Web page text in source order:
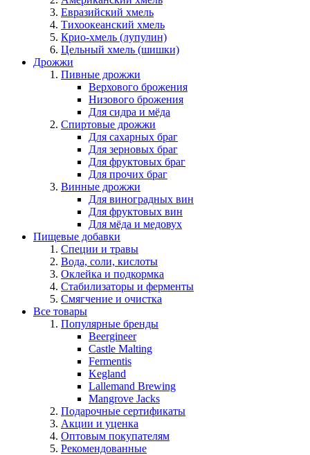
Евразийский хмель
Тихоокеанский хмель
Крио-хмель (лупулин)
Цельный хмель (шишки)
Дрожжи
Пивные дрожжи
Верхового брожения
Низового брожения
Для сидра и мёда
Спиртовые дрожжи
Для сахарных браг
Для зерновых браг
Для фруктовых браг
Для прочих браг
Винные дрожжи
Для виноградных вин
Для фруктовых вин
Для мёда и медовух
Пищевые добавки
Специи и травы
Вода, соли, кислоты
Оклейка и подкормка
Стабилизаторы и ферменты
Смягчение и очистка
Все товары
Популярные бренды
Beergineer
Castle Malting
Fermentis
Kegland
Lallemand Brewing
Mangrove Jacks
Подарочные сертификаты
Акции и уценка
Оптовым покупателям
Рекомендованные